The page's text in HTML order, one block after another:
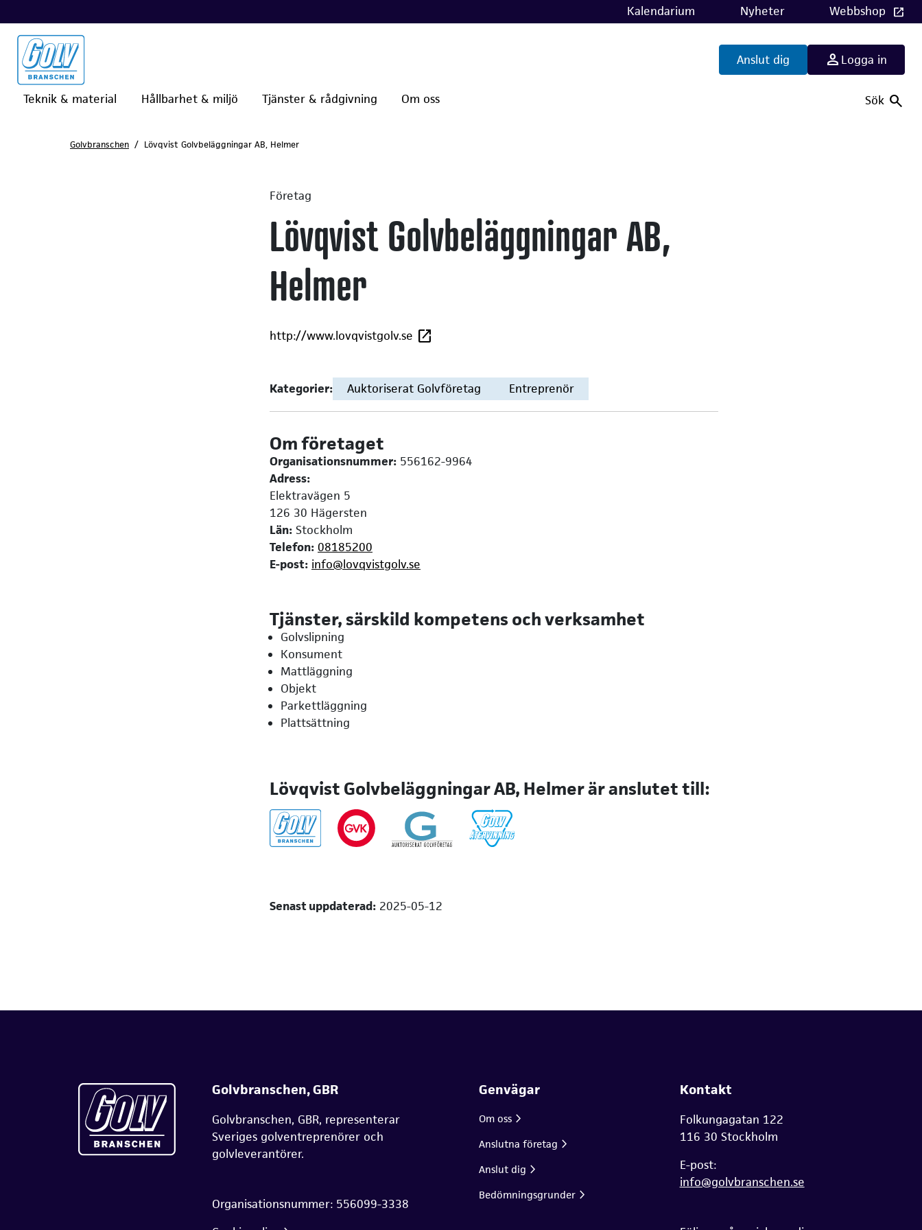
Kalendarium Nyheter Webbshop
Teknik & material Hållbarhet & miljö Tjänster & rådgivning Om oss
Anslut dig Logga in
Sök
Golvbranschen Lövqvist Golvbeläggningar AB, Helmer
Företag
Lövqvist Golvbeläggningar AB,
Helmer
http://www.lovqvistgolv.se
Kategorier: Auktoriserat Golvföretag Entreprenör
Om företaget
Organisationsnummer: 556162-9964
Adress:
Elektravägen 5
126 30 Hägersten
Län: Stockholm
Telefon: 08185200
E-post: info@lovqvistgolv.se
Tjänster, särskild kompetens och verksamhet
Golvslipning
Konsument
Mattläggning
Objekt
Parkettläggning
Plattsättning
Lövqvist Golvbeläggningar AB, Helmer är anslutet till:
Senast uppdaterad: 2025-05-12
Golvbranschen, GBR
Golvbranschen, GBR, representerar
Sveriges golventreprenörer och
golvleverantörer.
Organisationsnummer: 556099-3338
Genvägar
Om oss
Anslutna företag
Anslut dig
Bedömningsgrunder
Kontakt
Folkungagatan 122
116 30 Stockholm
E-post:
info@golvbranschen.se